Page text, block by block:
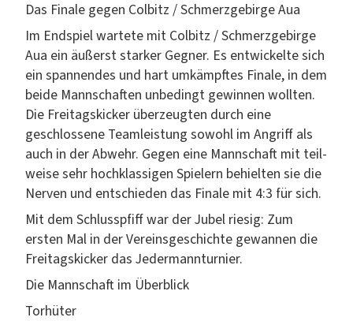
Das Finale gegen Col­b­itz / Schmerzge­birge Aua
Im End­spiel wartete mit Col­b­itz / Schmerzge­birge
Aua ein äußerst stark­er Geg­n­er. Es entwick­elte sich
ein span­nen­des und hart umkämpftes Finale, in dem
bei­de Mannschaften unbe­d­ingt gewin­nen woll­ten.
Die Fre­itags­kick­er überzeugten durch eine
geschlossene Team­leis­tung sowohl im Angriff als
auch in der Abwehr. Gegen eine Mannschaft mit teil­
weise sehr hochk­las­si­gen Spiel­ern behiel­ten sie die
Ner­ven und entsch­ieden das Finale mit 4:3 für sich.
Mit dem Schlussp­fiff war der Jubel riesig: Zum
ersten Mal in der Vere­ins­geschichte gewan­nen die
Fre­itags­kick­er das Jedermannturnier.
Die Mannschaft im Überblick
Torhüter